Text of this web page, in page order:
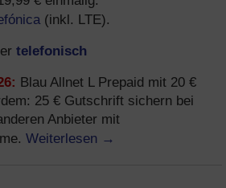
(inkl. LTE).
telefonisch
Blau Allnet L Prepaid mit 20 €
25 € Gutschrift sichern bei
Anbieter mit
Weiterlesen →